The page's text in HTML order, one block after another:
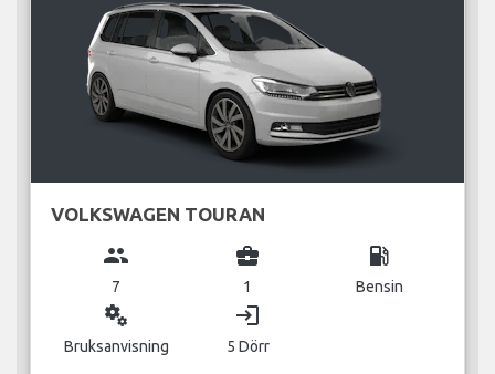
VOLKSWAGEN TOURAN
group
7
business_center
1
local_gas_station
Bensin
miscellaneous_services
Bruksanvisning
login
5 Dörr